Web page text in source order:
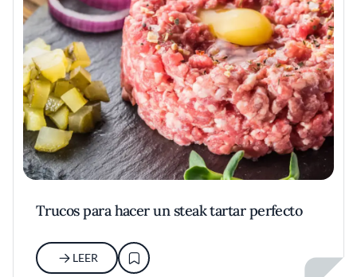
Trucos para hacer un steak tartar perfecto
LEER